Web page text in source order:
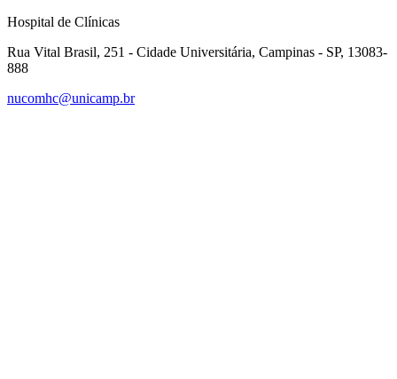
Hospital de Clínicas
Rua Vital Brasil, 251 - Cidade Universitária, Campinas - SP, 13083-
888
nucomhc@unicamp.br